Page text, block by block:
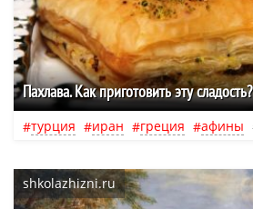
Пахлава. Как приготовить эту сладость?
турция иран греция афины
shkolazhizni.ru